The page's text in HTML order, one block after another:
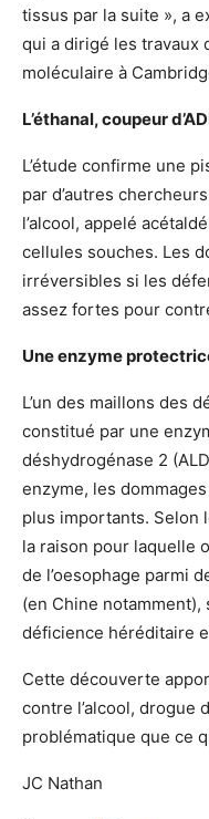
tissus par la suite », a
qui a dirigé les travaux
moléculaire à
L’éthanal, coupeur
L’étude confirme une
par d’autres
l’alcool, appelé
cellules souches. Les
irréversibles si les
assez fortes pour
Une enzyme
L’un des maillons des
constitué par une
déshydrogénase 2
enzyme, les
plus importants. Selon
la raison pour laquelle
de l’oesophage parmi
(en Chine notamment),
déficience héréditaire
Cette découverte
contre l’alcool, drogue
problématique que ce
JC Nathan